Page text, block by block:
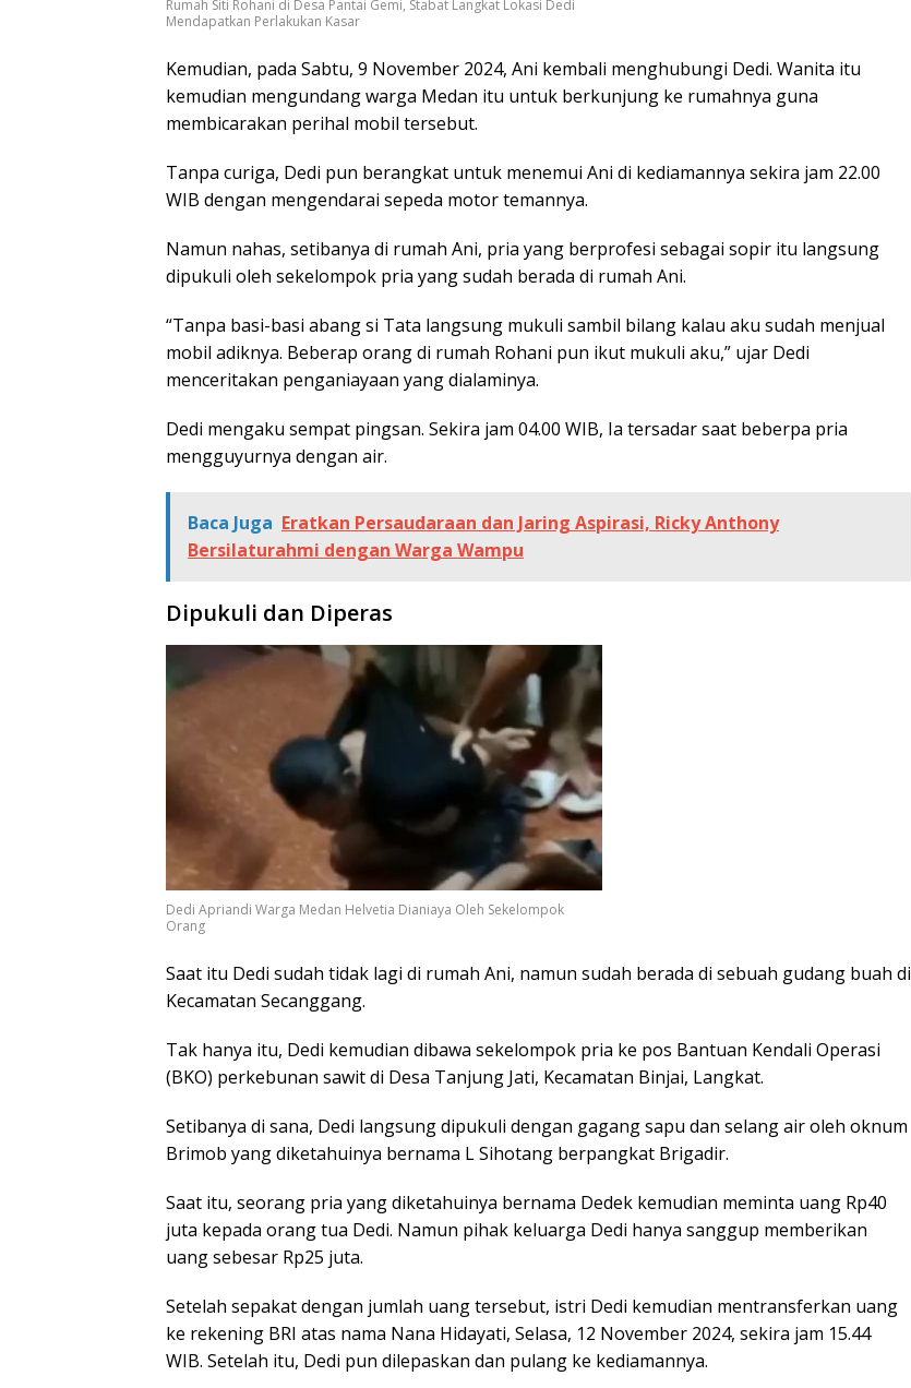
Rumah Siti Rohani di Desa Pantai Gemi, Stabat Langkat Lokasi Dedi
Mendapatkan Perlakukan Kasar
Kemudian, pada Sabtu, 9 November 2024, Ani kembali menghubungi Dedi. Wanita itu
kemudian mengundang warga Medan itu untuk berkunjung ke rumahnya guna
membicarakan perihal mobil tersebut.
Tanpa curiga, Dedi pun berangkat untuk menemui Ani di kediamannya sekira jam 22.00
WIB dengan mengendarai sepeda motor temannya.
Namun nahas, setibanya di rumah Ani, pria yang berprofesi sebagai sopir itu langsung
dipukuli oleh sekelompok pria yang sudah berada di rumah Ani.
“Tanpa basi-basi abang si Tata langsung mukuli sambil bilang kalau aku sudah menjual
mobil adiknya. Beberap orang di rumah Rohani pun ikut mukuli aku,” ujar Dedi
menceritakan penganiayaan yang dialaminya.
Dedi mengaku sempat pingsan. Sekira jam 04.00 WIB, Ia tersadar saat beberpa pria
mengguyurnya dengan air.
Baca Juga Eratkan Persaudaraan dan Jaring Aspirasi, Ricky Anthony
Bersilaturahmi dengan Warga Wampu
Dipukuli dan Diperas
Dedi Apriandi Warga Medan Helvetia Dianiaya Oleh Sekelompok
Orang
Saat itu Dedi sudah tidak lagi di rumah Ani, namun sudah berada di sebuah gudang buah di
Kecamatan Secanggang.
Tak hanya itu, Dedi kemudian dibawa sekelompok pria ke pos Bantuan Kendali Operasi
(BKO) perkebunan sawit di Desa Tanjung Jati, Kecamatan Binjai, Langkat.
Setibanya di sana, Dedi langsung dipukuli dengan gagang sapu dan selang air oleh oknum
Brimob yang diketahuinya bernama L Sihotang berpangkat Brigadir.
Saat itu, seorang pria yang diketahuinya bernama Dedek kemudian meminta uang Rp40
juta kepada orang tua Dedi. Namun pihak keluarga Dedi hanya sanggup memberikan
uang sebesar Rp25 juta.
Setelah sepakat dengan jumlah uang tersebut, istri Dedi kemudian mentransferkan uang
ke rekening BRI atas nama Nana Hidayati, Selasa, 12 November 2024, sekira jam 15.44
WIB. Setelah itu, Dedi pun dilepaskan dan pulang ke kediamannya.